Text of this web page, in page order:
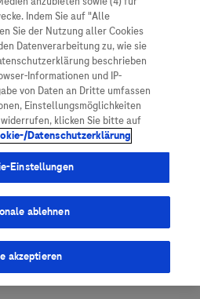
Unsere Standorte
Roche Stories
Events
Podcast
Digitalisierung
Blog Zukunftslabor
Informationen zu
Diagnostik ist
Klinische Studien
Arzneimittel A-Z
Roche Pipeline
Roche Fachportal
Vigilanz-Training
Kontakt
Presse
Karriere
Indem Sie auf "Alle
Sie der Nutzung aller Cookies
Datenverarbeitung zu, wie sie
beschrieben
Informationen und IP-
von Daten an Dritte umfassen
Einstellungsmöglichkeiten
klicken Sie bitte auf
Datenschutzerklärung
Einstellungen
ablehnen
akzeptieren